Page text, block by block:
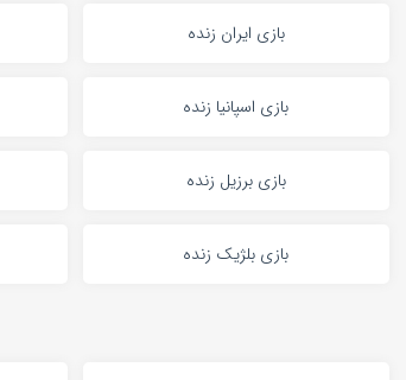
بازی ایران زنده
بازی اسپانیا زنده
بازی برزیل زنده
بازی بلژیک زنده